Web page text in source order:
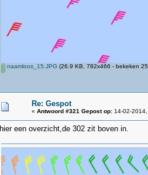
naamloos_15.JPG (26.9 KB, 782x466 - bekeken
Re: Gespot
« Antwoord #321 Gepost op: 14-02-
hier een overzicht,de 302 zit boven in.